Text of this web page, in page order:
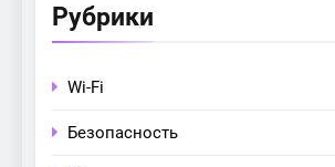
Рубрики
Wi-Fi
Безопасность